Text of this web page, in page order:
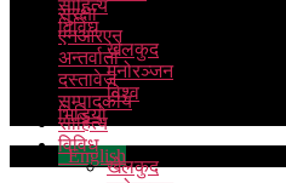
साहित्य
विविध
खेलकुद
मनोरञ्जन
विश्व
भिडियो
English
सुरक्षा
एनआरएन
अन्तर्वार्ता
दस्तावेज
सम्पादकीय
साहित्य
विविध
खेलकुद